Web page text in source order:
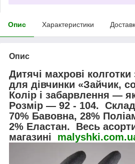
Опис Характеристики
Опис
Дитячі махрові
для дівчинки «Зайчик,
Колір і забарвлення —
Розмір — 92 - 104.
70% Бавовна, 28%
2% Еластан. Весь
магазині